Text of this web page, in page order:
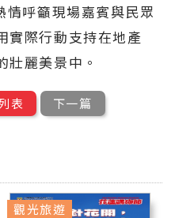
呼籲現場嘉賓與民眾
實際行動支持在地產
壯麗美景中。
表 下一篇
觀光旅遊